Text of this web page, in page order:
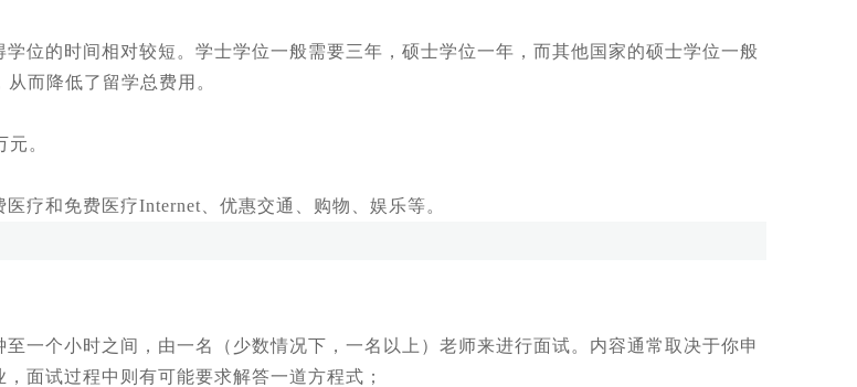
的时间相对较短。学士学位一般需要三年，硕士学位一年，而其他国家的硕士学位一般
而降低了留学总费用。
。
和免费医疗Internet、优惠交通、购物、娱乐等。
个小时之间，由一名（少数情况下，一名以上）老师来进行面试。内容通常取决于你申
面试过程中则有可能要求解答一道方程式；